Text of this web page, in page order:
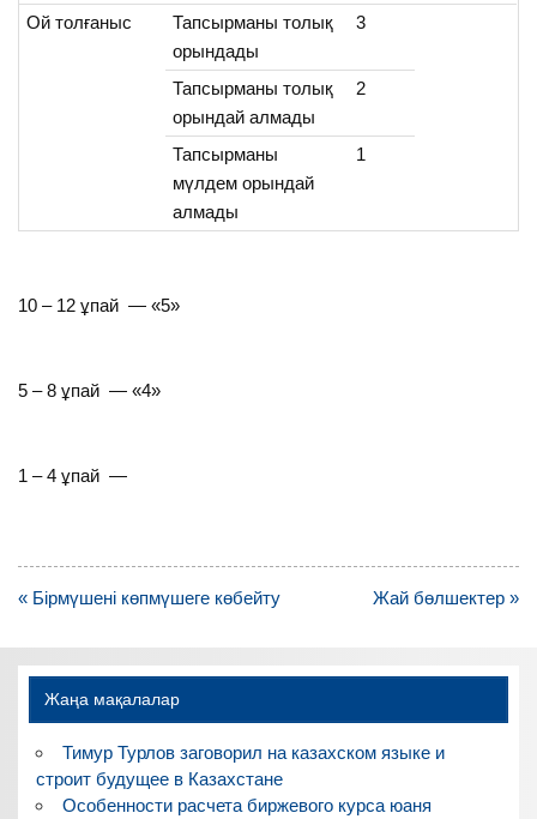
Ой толғаныс
Тапсырманы толық
орындады
3
Тапсырманы толық
орындай алмады
2
Тапсырманы
мүлдем орындай
алмады
1
10 – 12 ұпай — «5»
5 – 8 ұпай — «4»
1 – 4 ұпай —
Навигация
записям
« Бірмүшені көпмүшеге көбейту Жай бөлшектер »
Жаңа мақалалар
Тимур Турлов заговорил на казахском языке и
строит будущее в Казахстане
Особенности расчета биржевого курса юаня